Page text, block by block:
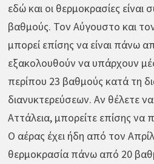
εδώ και οι θερμοκρασίες
βαθμούς. Τον Αύγουστο και
μπορεί επίσης να είναι πάνω
εξακολουθούν να υπάρχουν
περίπου 23 βαθμούς κατά τη
διανυκτερεύσεων. Αν θέλετε
Αττάλεια, μπορείτε επίσης να
Ο αέρας έχει ήδη από τον
θερμοκρασία πάνω από 20